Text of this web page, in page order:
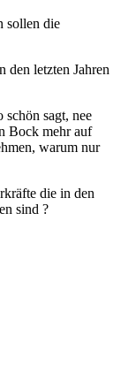
sollen die
den letzten Jahren
schön sagt, nee
Bock mehr auf
warum nur
die in den
sind ?